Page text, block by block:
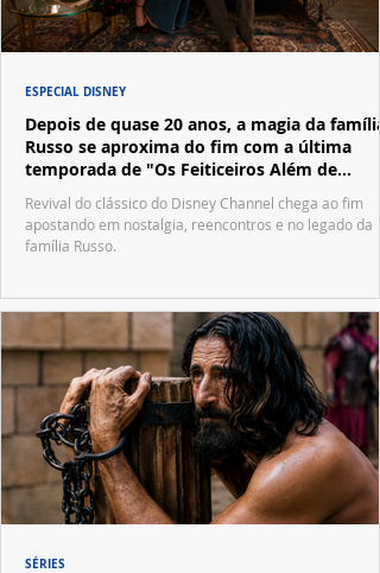
Depois de quase 20 anos, a magia da família
Russo se aproxima do fim com a última
temporada de "Os Feiticeiros Além de
Waverly Place"
Revival do clássico do Disney Channel chega ao fim
apostando em nostalgia, reencontros e no legado da
família Russo.
ESPECIAL DISNEY
SÉRIES